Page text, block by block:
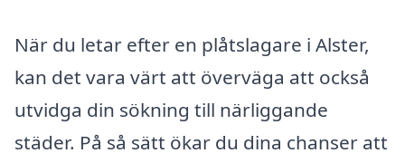
När du letar efter en plåtslagare i Alster,
kan det vara värt att överväga att också
utvidga din sökning till närliggande
städer. På så sätt ökar du dina chanser att